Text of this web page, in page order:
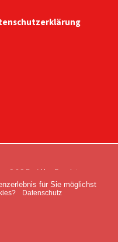
für Sie möglichst
Datenschutz
2035. Alle Rechte